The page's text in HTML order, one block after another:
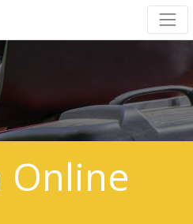
Online